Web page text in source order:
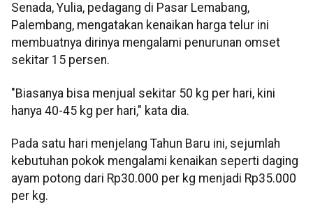
Senada, Yulia, pedagang di Pasar Lemabang,
Palembang, mengatakan kenaikan harga telur ini
membuatnya dirinya mengalami penurunan omset
sekitar 15 persen.
"Biasanya bisa menjual sekitar 50 kg per hari, kini
hanya 40-45 kg per hari," kata dia.
Pada satu hari menjelang Tahun Baru ini, sejumlah
kebutuhan pokok mengalami kenaikan seperti daging
ayam potong dari Rp30.000 per kg menjadi Rp35.000
per kg.